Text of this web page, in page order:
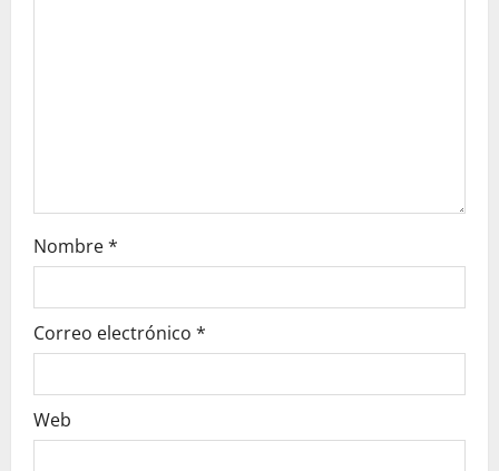
t
r
a
d
a
s
Nombre*
Correo electrónico *
Web